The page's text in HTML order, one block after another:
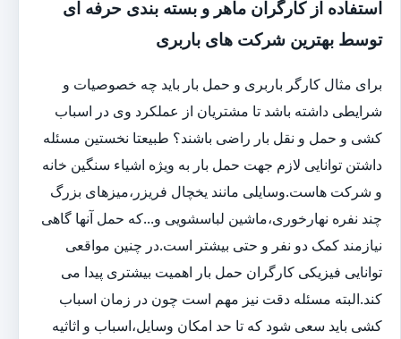
استفاده از کارگران ماهر و بسته بندی حرفه ای
توسط بهترین شرکت های باربری
برای مثال کارگر باربری و حمل بار باید چه خصوصیات و
شرایطی داشته باشد تا مشتریان از عملکرد وی در اسباب
کشی و حمل و نقل بار راضی باشند؟ طبیعتا نخستین مسئله
داشتن توانایی لازم جهت حمل بار به ویژه اشیاء سنگین خانه
و شرکت هاست.وسایلی مانند یخچال فریزر،میزهای بزرگ
چند نفره نهارخوری،ماشین لباسشویی و...که حمل آنها گاهی
نیازمند کمک دو نفر و حتی بیشتر است.در چنین مواقعی
توانایی فیزیکی کارگران حمل بار اهمیت بیشتری پیدا می
کند.البته مسئله دقت نیز مهم است چون در زمان اسباب
کشی باید سعی شود که تا حد امکان وسایل،اسباب و اثاثیه